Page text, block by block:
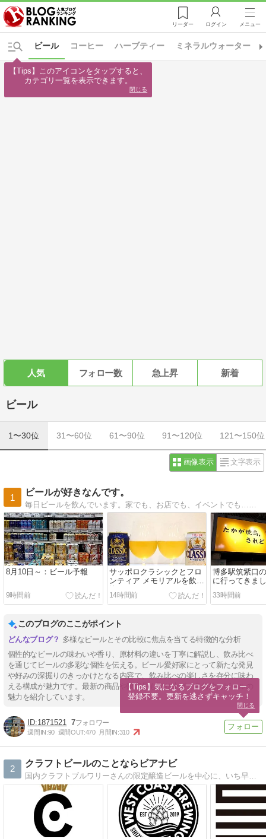
リーダー ログイン メニュー
コーヒー ハーブティー ミネラルウォーター
ビール
人気 フォロー数 急上昇 新着
ビール
1〜30位 31〜60位 61〜90位 91〜120位 121〜150位
画像表示 文字表示
1
ビールが好きなんです。
8月10日～：ビール予報
9時間前
サッポロクラシックとフロ
ンティア メモリアルを飲み
比べてみました。
14時間前
博多駅筑紫口
に行ってきま
33時間前
このブログのここがポイント
多様なビールとその比較に焦点を当てる特徴的な分析
個性的なビールの味わいや香り、原材料の違いを丁寧に解説し、飲み比べ
を通じてビールの多彩な個性を伝える。ビール愛好家にとって新たな発見
や好みの深掘りのきっかけとなる内容で、飲み比べの楽しさを存分に味わ
える構成が魅力です。最新の商品や限定品も取り上げ、多角的にビールの
魅力を紹介しています。
1871521 7
週間IN:90 週間OUT:470 月間IN:310
2
クラフトビールのことならビアナビ
国内クラフトブルワリーさんの限定醸造ビールを中心に、いち早く情報をお伝えするクラフトビール情報サイト。人の舌は十人十色で好みは人それぞれ。毎日更新していますので宜しければ参考にして下さい！そしてフォローを宜しくお願いします(^^)
【Tips】このアイコンをタップすると、
カテゴリ一覧を表示できます。
閉じる
【Tips】気になるブログをフォロー。
登録不要。更新を逃さずキャッチ！
閉じる